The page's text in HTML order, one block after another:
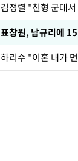
김정렬 "친형 군대
하리수 "이혼 내가